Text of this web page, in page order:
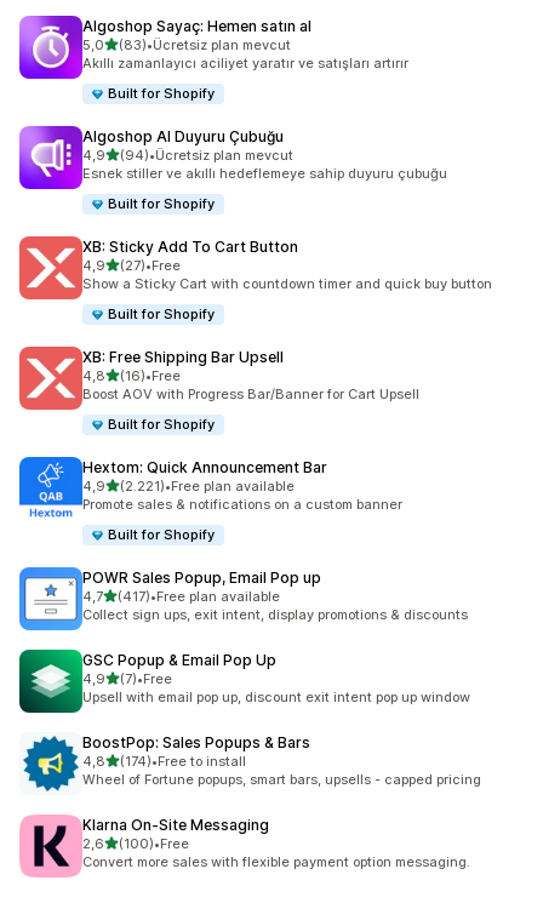
Algoshop Sayaç: Hemen satın al
5,05 yıldız üzerinden
(83)
toplam 83 değerlendirme
•Ücretsiz plan mevcut
Akıllı zamanlayıcı aciliyet yaratır ve satışları artırır
Built for Shopify
Algoshop AI Duyuru Çubuğu
4,95 yıldız üzerinden
(94)
toplam 94 değerlendirme
•Ücretsiz plan mevcut
Esnek stiller ve akıllı hedeflemeye sahip duyuru çubuğu
Built for Shopify
XB: Sticky Add To Cart Button
4,95 yıldız üzerinden
(27)
toplam 27 değerlendirme
•Free
Show a Sticky Cart with countdown timer and quick buy button
Built for Shopify
XB: Free Shipping Bar Upsell
4,85 yıldız üzerinden
(16)
toplam 16 değerlendirme
•Free
Boost AOV with Progress Bar/Banner for Cart Upsell
Built for Shopify
Hextom: Quick Announcement Bar
4,95 yıldız üzerinden
(2.221)
toplam 2221 değerlendirme
•Free plan available
Promote sales & notifications on a custom banner
Built for Shopify
POWR Sales Popup, Email Pop up
4,75 yıldız üzerinden
(417)
toplam 417 değerlendirme
•Free plan available
Collect sign ups, exit intent, display promotions & discounts
GSC Popup & Email Pop Up
4,95 yıldız üzerinden
(7)
toplam 7 değerlendirme
•Free
Upsell with email pop up, discount exit intent pop up window
BoostPop: Sales Popups & Bars
4,85 yıldız üzerinden
(174)
toplam 174 değerlendirme
•Free to install
Wheel of Fortune popups, smart bars, upsells - capped pricing
Klarna On‑Site Messaging
2,65 yıldız üzerinden
(100)
toplam 100 değerlendirme
•Free
Convert more sales with flexible payment option messaging.